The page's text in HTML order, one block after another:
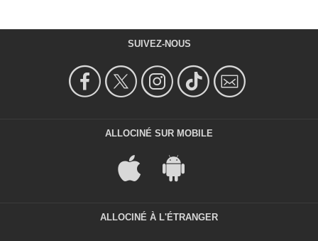
SUIVEZ-NOUS
ALLOCINÉ SUR MOBILE
ALLOCINÉ À L'ÉTRANGER